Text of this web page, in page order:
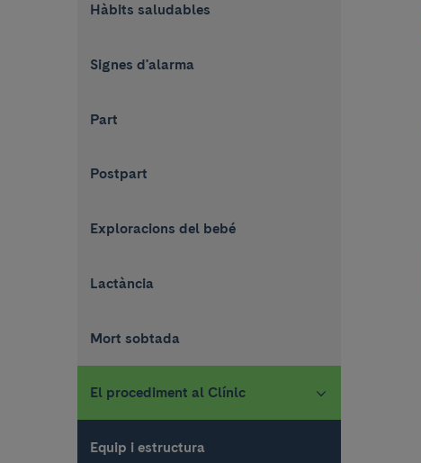
Hàbits saludables
Signes d'alarma
Part
Postpart
Exploracions del bebé
Lactància
Mort sobtada
El procediment al Clínic
Equip i estructura